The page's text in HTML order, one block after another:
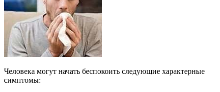
Человека могут начать беспокоить следующие характерные
симптомы: